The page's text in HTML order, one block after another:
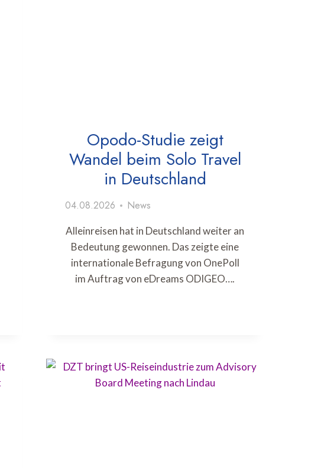
Opodo-Studie zeigt
Wandel beim Solo Travel
in Deutschland
04.08.2026 News
Alleinreisen hat in Deutschland weiter an
Bedeutung gewonnen. Das zeigte eine
internationale Befragung von OnePoll
im Auftrag von eDreams ODIGEO….